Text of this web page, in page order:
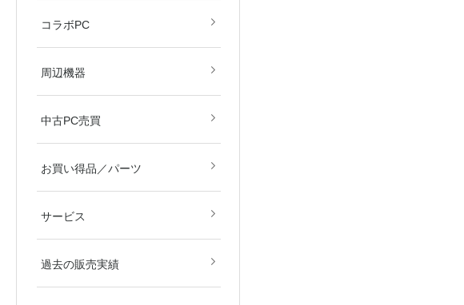
コラボPC
周辺機器
中古PC売買
お買い得品／パーツ
サービス
過去の販売実績